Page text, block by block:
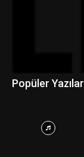
Popüler Yazılar